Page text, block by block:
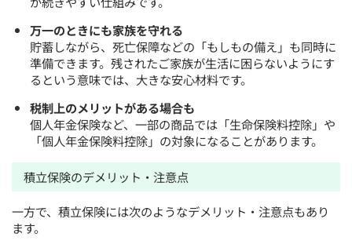
万一のときにも家族を守れる
貯蓄しながら、死亡保障などの「もしもの備え」も同時に
準備できます。残されたご家族が生活に困らないようにす
るという意味では、大きな安心材料です。
税制上のメリットがある場合も
個人年金保険など、一部の商品では「生命保険料控除」や
「個人年金保険料控除」の対象になることがあります。
積立保険のデメリット・注意点
一方で、積立保険には次のようなデメリット・注意点もあり
ます。